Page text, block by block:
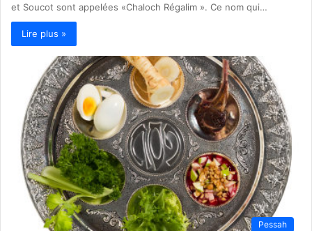
et Soucot sont appelées «Chaloch Régalim ». Ce nom qui…
Lire plus »
Pessah